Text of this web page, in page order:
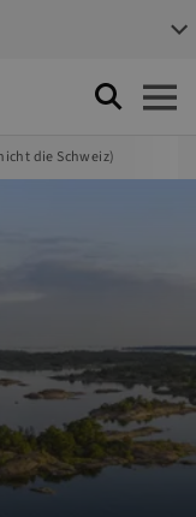
Suche Öffnen
die Schweiz)